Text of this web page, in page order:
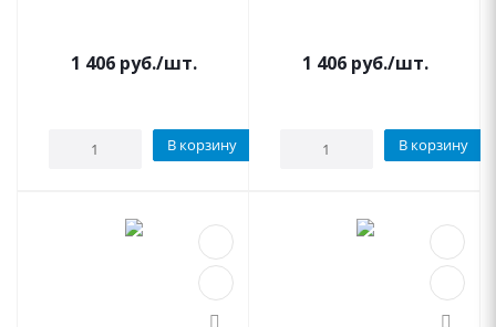
1 406руб./шт.
В корзину
1 406руб./шт.
В корзину